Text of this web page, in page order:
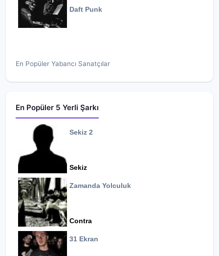
Daft Punk
En Popüler Yabancı Sanatçılar
En Popüler 5 Yerli Şarkı
Sekiz 2
Sekiz
Zamanda Yolculuk
Contra
31 Ekran